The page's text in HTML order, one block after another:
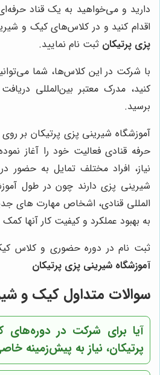
دارید و می‌خواهید به یک قناد
اقدام کنید و در کلاس‌های کیک و
پزی پرتیکان ثبت نام نمایید.
با شرکت در این کلاس‌ها، شما
کنید، مدرک معتبر بین‌المللی
برسید.
آموزشگاه شیرینی پزی پرتیکان بر
حرفه قنادی فعالیت خود را آغاز
نیاز، افراد مختلف تمایل به حضور
شیرینی پزی دارند چون در طول
المللی قنادی، اشخاص مهارت‌ های
به بهبود عملکرد و کیفیت کار آنها
ثبت نام در دوره حضوری و کلاس
آموزشگاه شیرینی پزی پرتیکان
سوالات متداول کیک و
آیا برای شرکت در
پرتیکان، نیاز به پیش‌زمینه